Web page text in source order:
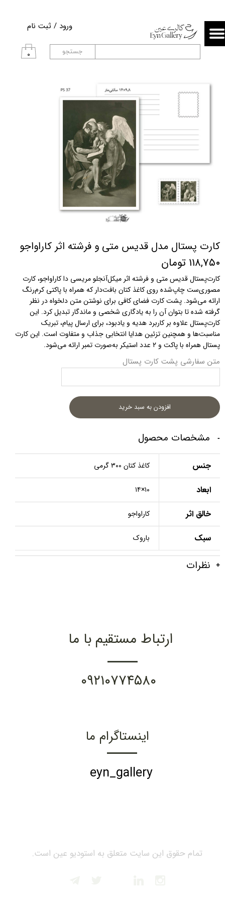
۰
ورود / ثبت نام
حساب کاربری من
تغییر گذر واژه
خروج از حساب کاربری
جستجو
کارت پستال مدل قدیس متی و فرشته اثر کاراواجو
۱۱۸,۷۵۰ تومان
کارت‌پستال قدیس متی و فرشته اثر میکل‌آنجلو مریسی دا کاراواجو، کارت
مصوری‌ست چاپ‌شده روی کاغذ کتان بافت‌دار که همراه با پاکتی کرم‌رنگ
ارائه می‌شود. پشت کارت فضای کافی برای نوشتن متن دلخواه در نظر
گرفته شده تا بتوان آن را به یادگاری شخصی و ماندگار تبدیل کرد. این
کارت‌پستال علاوه بر کاربرد هدیه و یادبود، برای ارسال پیام، تبریک
مناسبت‌ها و همچنین تزئین هدایا انتخابی جذاب و متفاوت است. این کارت
پستال همراه با پاکت و ۲ عدد استیکر به‌صورت تمبر ارائه می‌شود.
متن سفارشی پشت کارت پستال
افزودن به سبد خرید
مشخصات محصول
جنس کاغذ کتان ۳۰۰ گرمی
ابعاد ۱۰×۱۴
خالق اثر کاراواجو
سبک باروک
نظرات
تمام حقوق این سایت متعلق به استودیو عین است.
ارتباط مستقیم با ما
۰۹۲۱۰۷۷۴۵۸۰
اینستاگرام ما
eyn_gallery